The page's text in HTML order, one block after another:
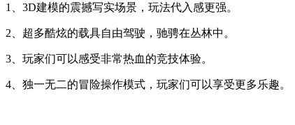
1、3D建模的震撼写实场景，玩法代入感更强。
2、超多酷炫的载具自由驾驶，驰骋在丛林中。
3、玩家们可以感受非常热血的竞技体验。
4、独一无二的冒险操作模式，玩家们可以享受更多乐趣。